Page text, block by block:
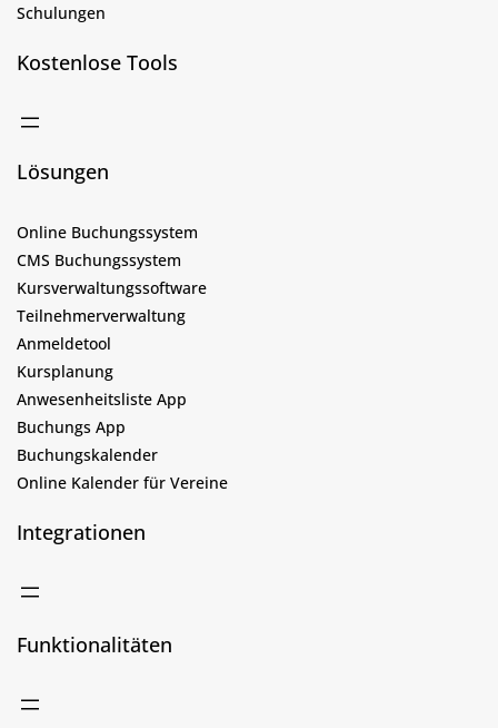
Schulungen
Kostenlose Tools
Lösungen
Online Buchungssystem
CMS Buchungssystem
Kursverwaltungssoftware
Teilnehmerverwaltung
Anmeldetool
Kursplanung
Anwesenheitsliste App
Buchungs App
Buchungskalender
Online Kalender für Vereine
Integrationen
Funktionalitäten